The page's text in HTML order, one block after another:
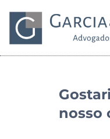
nosso